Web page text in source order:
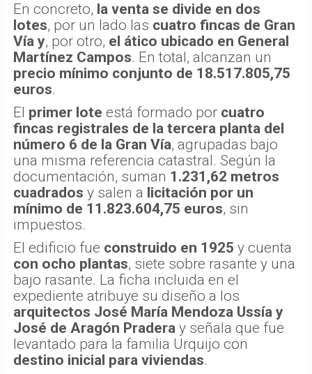
En concreto, la venta se divide en dos
lotes, por un lado las cuatro fincas de Gran
Vía y, por otro, el ático ubicado en General
Martínez Campos. En total, alcanzan un
precio mínimo conjunto de 18.517.805,75
euros.
El primer lote está formado por cuatro
fincas registrales de la tercera planta del
número 6 de la Gran Vía, agrupadas bajo
una misma referencia catastral. Según la
documentación, suman 1.231,62 metros
cuadrados y salen a licitación por un
mínimo de 11.823.604,75 euros, sin
impuestos.
El edificio fue construido en 1925 y cuenta
con ocho plantas, siete sobre rasante y una
bajo rasante. La ficha incluida en el
expediente atribuye su diseño a los
arquitectos José María Mendoza Ussía y
José de Aragón Pradera y señala que fue
levantado para la familia Urquijo con
destino inicial para viviendas.